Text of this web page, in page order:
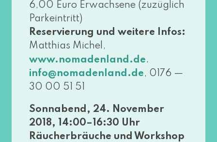
6,00 Euro Erwachsene (zuzüg­lich
Parkeintritt)
Reservierung und wei­te­re Infos:
Matthias Michel,
www​.noma​den​land​.de,
info@​nomadenland.​de, 0176 —
30 00 51 51
Sonnabend, 24. November
2018, 14:00–16:30 Uhr
Räucherbräuche und Workshop